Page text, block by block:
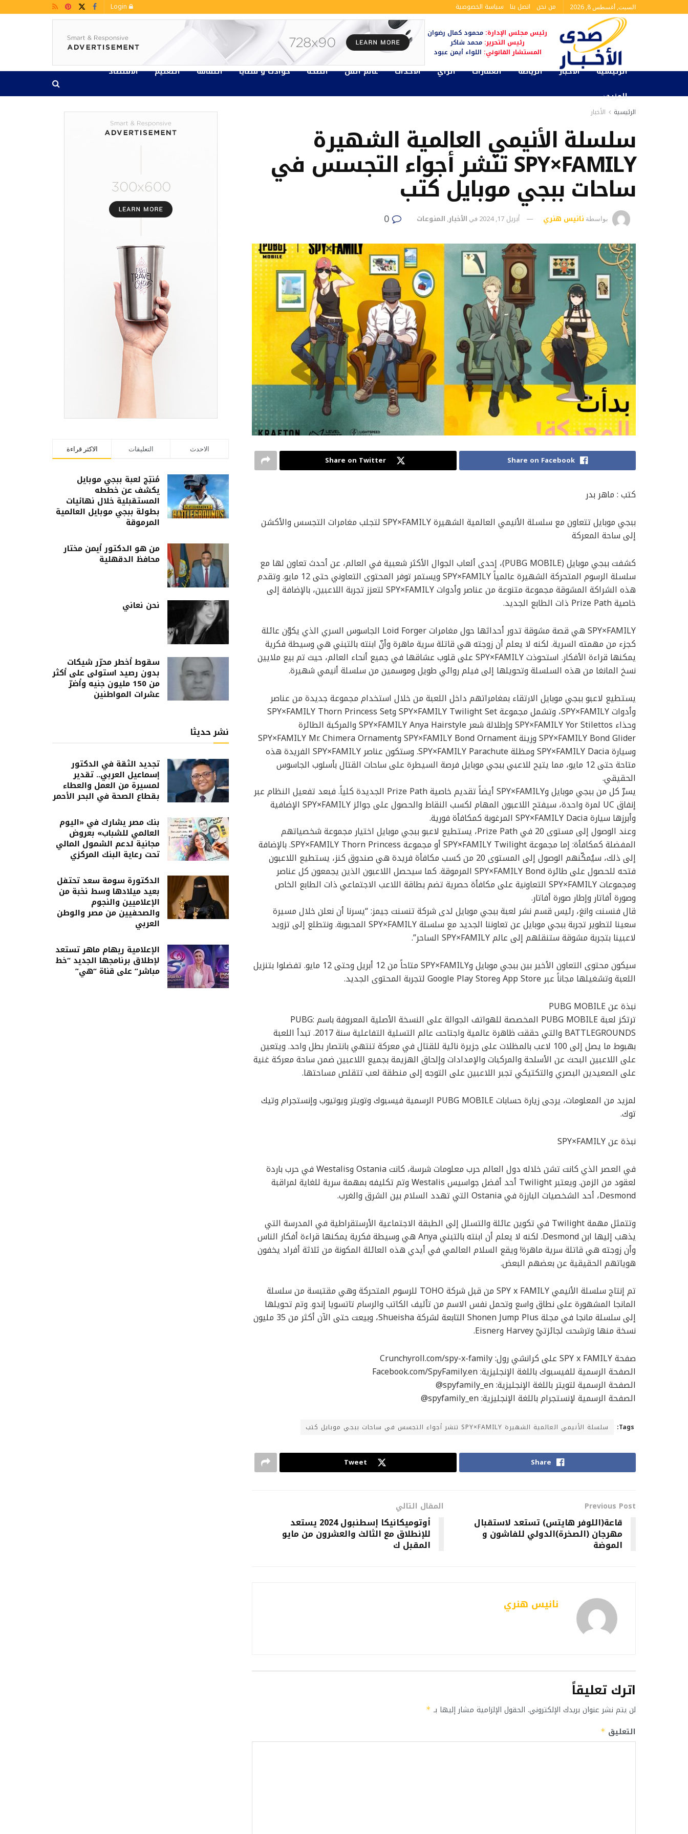
السبت, أغسطس 8, 2026 من نحن اتصل بنا سياسة الخصوصية
رئيس مجلس الإدارة: محمود كمال رضوان
رئيس التحرير:محمد شاكر
المستشار القانوني: اللواء أيمن عبود
الرئيسية الأخبار الرياضة العقارات الرأي الأحداث عالم الفن الصحة حوادث و قضايا الثقافة التعليم
الاقتصاد
المزيد
الرئيسية الأخبار
سلسلة الأنيمي العالمية الشهيرة
SPY×FAMILY تنشر أجواء التجسس في
ساحات ببجي موبايل كتب
بواسطة نانيس هنري أبريل 17, 2024 في الأخبار, المنوعات
Share on Facebook
Share on Twitter
كتب : ماهر بدر
ببجي موبايل تتعاون مع سلسلة الأنيمي العالمية الشهيرة SPY×FAMILY لتجلب مغامرات التجسس والأكشن
إلى ساحة المعركة
كشفت ببجي موبايل (PUBG MOBILE)، إحدى ألعاب الجوال الأكثر شعبية في العالم، عن أحدث تعاون لها مع
سلسلة الرسوم المتحركة الشهيرة عالمياً SPY×FAMILY ويستمر توفر المحتوى التعاوني حتى 12 مايو. وتقدم
هذه الشراكة المشوقة مجموعة متنوعة من عناصر وأدوات SPY×FAMILY لتعزز تجربة اللاعبين، بالإضافة إلى
خاصية Prize Path ذات الطابع الجديد.
SPY×FAMILY هي قصة مشوقة تدور أحداثها حول مغامرات Loid Forger الجاسوس السري الذي يكوّن عائلة
كجزء من مهمته السرية. لكنه لا يعلم أن زوجته هي قاتلة سرية ماهرة وأنّ ابنته بالتبني هي وسيطة فكرية
يمكنها قراءة الأفكار. استحوذت SPY×FAMILY على قلوب عشاقها في جميع أنحاء العالم، حيث تم بيع ملايين
نسخ المانغا من هذه السلسلة وتحويلها إلى فيلم روائي طويل وموسمين من سلسلة أنيمي شهيرة.
يستطيع لاعبو ببجي موبايل الارتقاء بمغامراتهم داخل اللعبة من خلال استخدام مجموعة جديدة من عناصر
وأدوات SPY×FAMILY، وتشمل مجموعة SPY×FAMILY Twilight Set وSPY×FAMILY Thorn Princess Set
وحذاء SPY×FAMILY Yor Stilettos وإطلالة شعر SPY×FAMILY Anya Hairstyle والمركبة الطائرة
SPY×FAMILY Bond Glider وزينة SPY×FAMILY Bond Ornament وSPY×FAMILY Mr. Chimera Ornament
وسيارة SPY×FAMILY Dacia ومظلة SPY×FAMILY Parachute. وستكون عناصر SPY×FAMILY الفريدة هذه
متاحة حتى 12 مايو، مما يتيح للاعبي ببجي موبايل فرصة السيطرة على ساحات القتال بأسلوب الجاسوس
الحقيقي.
يسرّ كل من ببجي موبايل وSPY×FAMILY أيضاً تقديم خاصية Prize Path الجديدة كلياً. فبعد تفعيل النظام عبر
إنفاق UC لمرة واحدة، سيفتح اللاعبون المهام لكسب النقاط والحصول على جوائز SPY×FAMILY الإضافية
وأبرزها سيارة SPY×FAMILY Dacia المرغوبة كمكافأة فورية.
وعند الوصول إلى مستوى 20 في Prize Path، يستطيع لاعبو ببجي موبايل اختيار مجموعة شخصياتهم
المفضلة كمكافأة: إما مجموعة SPY×FAMILY Twilight أو مجموعة SPY×FAMILY Thorn Princess. بالإضافة
إلى ذلك، سيُمكّنهم الوصول إلى المستوى 20 من كسب مكافأة فريدة هي صندوق كنز، يستطيع اللاعبون
فتحه للحصول على طائرة SPY×FAMILY Bond المرموقة. كما سيحصل اللاعبون الذين يجمعون كل عناصر
ومجموعات SPY×FAMILY التعاونية على مكافأة حصرية تضم بطاقة اللاعب الاجتماعي ذات الطابع الخاص
وصورة أفاتار وإطار صورة أفاتار.
قال فنسنت وانغ، رئيس قسم نشر لعبة ببجي موبايل لدى شركة تنسنت جيمز: “يسرنا أن نعلن خلال مسيرة
سعينا لتطوير تجربة ببجي موبايل عن تعاوننا الجديد مع سلسلة SPY×FAMILY المحبوبة. ونتطلع إلى تزويد
لاعبينا بتجربة مشوقة ستنقلهم إلى عالم SPY×FAMILY الساحر”.
سيكون محتوى التعاون الأخير بين ببجي موبايل وSPY×FAMILY متاحاً من 12 أبريل وحتى 12 مايو. تفضلوا بتنزيل
اللعبة وتشغيلها مجاناً عبر App Store وGoogle Play Store لتجربة المحتوى الجديد.
نبذة عن PUBG MOBILE
ترتكز لعبة PUBG MOBILE المخصصة للهواتف الجوالة على النسخة الأصلية المعروفة باسم PUBG:
BATTLEGROUNDS والتي حققت ظاهرة عالمية واجتاحت عالم التسلية التفاعلية سنة 2017. تبدأ اللعبة
بهبوط ما يصل إلى 100 لاعب بالمظلات على جزيرة نائية للقتال في معركة تنتهي بانتصار بطل واحد. ويتعين
على اللاعبين البحث عن الأسلحة والمركبات والإمدادات وإلحاق الهزيمة بجميع اللاعبين ضمن ساحة معركة غنية
على الصعيدين البصري والتكتيكي تجبر اللاعبين على التوجه إلى منطقة لعب تتقلص مساحتها.
لمزيد من المعلومات، يرجى زيارة حسابات PUBG MOBILE الرسمية فيسبوك وتويتر ويوتيوب وإنستجرام وتيك
توك.
نبذة عن SPY×FAMILY
في العصر الذي كانت تشن خلاله دول العالم حرب معلومات شرسة، كانت Ostania وWestalis في حرب باردة
لعقود من الزمن. ويعتبر Twilight أحد أفضل جواسيس Westalis وتم تكليفه بمهمة سرية للغاية لمراقبة
Desmond، أحد الشخصيات البارزة في Ostania التي تهدد السلام بين الشرق والغرب.
وتتمثل مهمة Twilight في تكوين عائلة والتسلل إلى الطبقة الاجتماعية الأرستقراطية في المدرسة التي
يذهب إليها ابن Desmond. لكنه لا يعلم أن ابنته بالتبني Anya هي وسيطة فكرية يمكنها قراءة أفكار الناس
وأن زوجته هي قاتلة سرية ماهرة! ويقع السلام العالمي في أيدي هذه العائلة المكونة من ثلاثة أفراد يخفون
هوياتهم الحقيقية عن بعضهم البعض.
تم إنتاج سلسلة الأنيمي SPY x FAMILY من قبل شركة TOHO للرسوم المتحركة وهي مقتبسة من سلسلة
المانجا المشهورة على نطاق واسع وتحمل نفس الاسم من تأليف الكاتب والرسام تاتسويا إندو. وتم تحويلها
إلى سلسلة مانجا في مجلة Shonen Jump Plus التابعة لشركة Shueisha، وبيعت حتى الآن أكثر من 35 مليون
نسخة منها وترشحت لجائزتيّ Harvey وEisner.
صفحة SPY x FAMILY على كرانشي رول: Crunchyroll.com/spy-x-family
الصفحة الرسمية للفيسبوك باللغة الإنجليزية: Facebook.com/SpyFamily.en
الصفحة الرسمية لتويتر باللغة الإنجليزية: spyfamily_en@
الصفحة الرسمية لإنستجرام باللغة الإنجليزية: spyfamily_en@
Tags: سلسلة الأنيمي العالمية الشهيرة SPY×FAMILY تنشر أجواء التجسس في ساحات ببجي موبايل كتب
Share
Tweet
Previous Post
قاعة(اللوفر هايتس) تستعد لاستقبال
مهرجان (الصخرة)الدولي للفاشون و
الموضة
المقال التالي
أوتوميكانيكا إسطنبول 2024 يستعد
للإنطلاق مع الثالث والعشرون من مايو
المقبل ك
نانيس هنري
اترك تعليقاً
لن يتم نشر عنوان بريدك الإلكتروني. الحقول الإلزامية مشار إليها بـ *
التعليق *
الاكثر قراءة التعليقات الاحدث
مُنتِج لعبة ببجي موبايل
يكشف عن خططه
المستقبلية خلال نهائيات
بطولة ببجي موبايل العالمية
المرموقة
من هو الدكتور أيمن مختار
محافظ الدقهلية
نحن نعاني
سقوط أخطر محرّر شيكات
بدون رصيد استولى على أكثر
من 150 مليون جنيه وأضرّ
عشرات المواطنين
نشر حديثا
تجديد الثقة في الدكتور
إسماعيل العربي.. تقدير
لمسيرة من العمل والعطاء
بقطاع الصحة في البحر الأحمر
بنك مصر يشارك في «اليوم
العالمي للشباب» بعروض
مجانية لدعم الشمول المالي
تحت رعاية البنك المركزي
الدكتورة سومة سعد تحتفل
بعيد ميلادها وسط نخبة من
الإعلاميين والنجوم
والصحفيين من مصر والوطن
العربي
الإعلامية ريهام ماهر تستعد
لإطلاق برنامجها الجديد “خط
مباشر” على قناة “هي”